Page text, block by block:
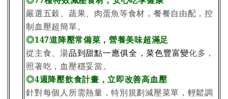
嚴選五穀、蔬果、肉蛋魚等食材，餐餐自由配，控
制血壓超簡單。
◎147道降壓常備菜，營養美味超滿足
從主食、湯品到甜點一應俱全 ，菜色豐富變化多，
照著吃，血壓穩妥當。
◎4週降壓飲食計畫，立即改善高血壓
針對每個人所需熱量，特別規劃減壓菜單，輕鬆調